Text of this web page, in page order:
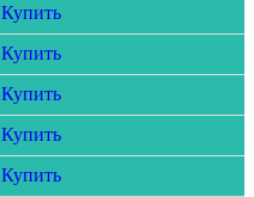
Купить
Купить
Купить
Купить
Купить